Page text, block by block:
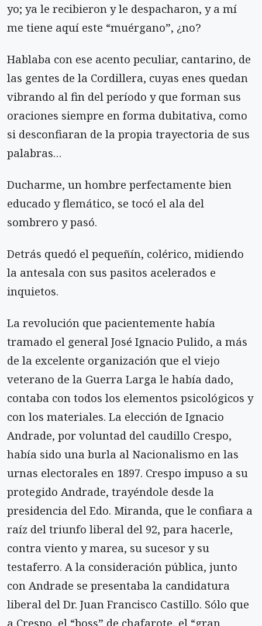
yo; ya le recibieron y le despacharon, y a mí
me tiene aquí este “muérgano”, ¿no?
Hablaba con ese acento peculiar, cantarino, de
las gentes de la Cordillera, cuyas enes quedan
vibrando al fin del período y que forman sus
oraciones siempre en forma dubitativa, como
si desconfiaran de la propia trayectoria de sus
palabras…
Ducharme, un hombre perfectamente bien
educado y flemático, se tocó el ala del
sombrero y pasó.
Detrás quedó el pequeñín, colérico, midiendo
la antesala con sus pasitos acelerados e
inquietos.
La revolución que pacientemente había
tramado el general José Ignacio Pulido, a más
de la excelente organización que el viejo
veterano de la Guerra Larga le había dado,
contaba con todos los elementos psicológicos y
con los materiales. La elección de Ignacio
Andrade, por voluntad del caudillo Crespo,
había sido una burla al Nacionalismo en las
urnas electorales en 1897. Crespo impuso a su
protegido Andrade, trayéndole desde la
presidencia del Edo. Miranda, que le confiara a
raíz del triunfo liberal del 92, para hacerle,
contra viento y marea, su sucesor y su
testaferro. A la consideración pública, junto
con Andrade se presentaba la candidatura
liberal del Dr. Juan Francisco Castillo. Sólo que
a Crespo, el “boss” de chafarote, el “gran